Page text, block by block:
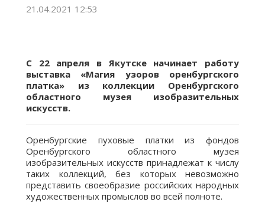
21.04.2021 12:53
С 22 апреля в Якутске начинает работу
выставка «Магия узоров оренбургского
платка» из коллекции Оренбургского
областного музея изобразительных
искусств.
Оренбургские пуховые платки из фондов
Оренбургского областного музея
изобразительных искусств принадлежат к числу
таких коллекций, без которых невозможно
представить своеобразие российских народных
художественных промыслов во всей полноте.